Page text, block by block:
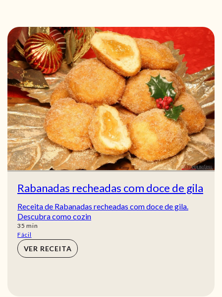
Rabanadas recheadas com doce de gila
Receita de Rabanadas recheadas com doce de gila.
Descubra como cozin
35 min
min
Fácil
VER RECEITA